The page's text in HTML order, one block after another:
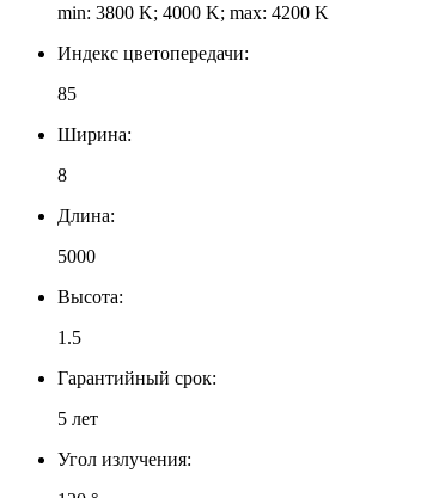
min: 3800 K; 4000 K; max: 4200 K
Индекс цветопередачи:
85
Ширина:
8
Длина:
5000
Высота:
1.5
Гарантийный срок:
5 лет
Угол излучения: